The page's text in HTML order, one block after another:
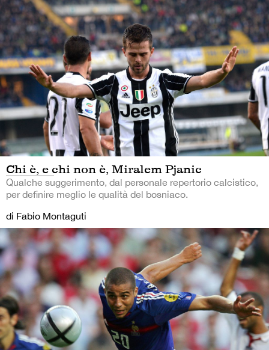
Chi è, e chi non è, Miralem Pjanic
Qualche suggerimento, dal personale repertorio calcistico,
per definire meglio le qualità del bosniaco.
di Fabio Montaguti